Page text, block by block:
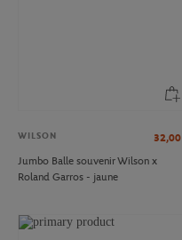
WILSON 32,00
Jumbo Balle souvenir Wilson x
Roland Garros - jaune